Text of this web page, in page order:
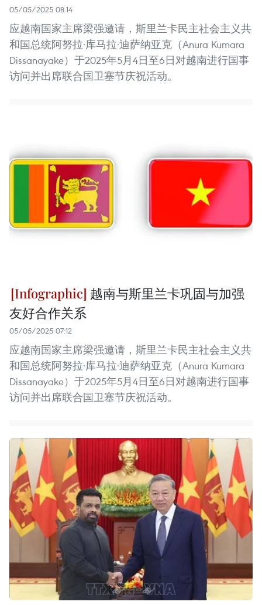
05/05/2025 08:14
应越南国家主席梁强邀请，斯里兰卡民主社会主义共
和国总统阿努拉·库马拉·迪萨纳亚克（Anura Kumara
Dissanayake）于2025年5月4日至6日对越南进行国事
访问并出席联合国卫塞节庆祝活动。
越南与斯里兰卡巩固与加强
友好合作关系
05/05/2025 07:12
应越南国家主席梁强邀请，斯里兰卡民主社会主义共
和国总统阿努拉·库马拉·迪萨纳亚克（Anura Kumara
Dissanayake）于2025年5月4日至6日对越南进行国事
访问并出席联合国卫塞节庆祝活动。